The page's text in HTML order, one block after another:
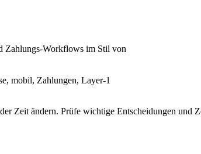
Zahlungs-Workflows im Stil von
mobil, Zahlungen, Layer-1
Zeit ändern. Prüfe wichtige Entscheidungen und